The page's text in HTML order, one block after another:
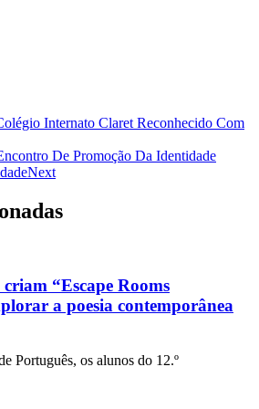
Internato Claret Reconhecido Com
De Promoção Da Identidade
Next
“Escape Rooms
a poesia contemporânea
Português, os alunos do 12.º